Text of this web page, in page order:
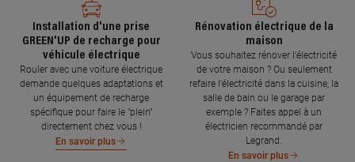
Installation d'une prise
GREEN'UP de recharge pour
véhicule électrique
Rouler avec une voiture électrique
demande quelques adaptations et
un équipement de recharge
spécifique pour faire le "plein"
directement chez vous !
En savoir plus
Rénovation électrique de la
maison
Vous souhaitez rénover l'électricité
de votre maison ? Ou seulement
refaire l'électricité dans la cuisine, la
salle de bain ou le garage par
exemple ? Faites appel à un
électricien recommandé par
Legrand.
En savoir plus